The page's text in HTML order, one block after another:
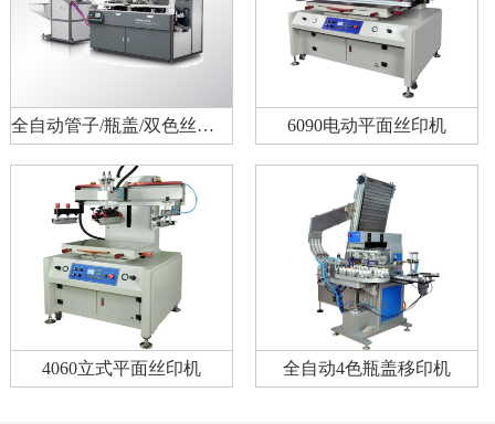
全自动管子/瓶盖/双色丝印机 6090电动平面丝印机
4060立式平面丝印机 全自动4色瓶盖移印机